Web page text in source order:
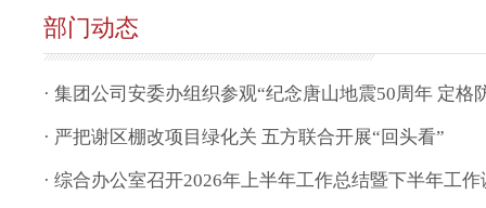
部门动态
· 集团公司安委办组织参观“纪念唐山地震50周年 定
· 严把谢区棚改项目绿化关 五方联合开展“回头看”
· 综合办公室召开2026年上半年工作总结暨下半年工作